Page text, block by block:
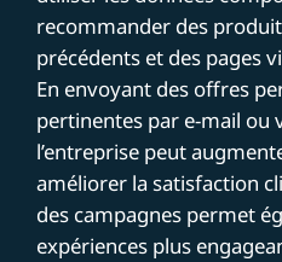
recommander des
précédents et des pages
En envoyant des offres
pertinentes par e-mail ou
l’entreprise peut
améliorer la satisfaction
des campagnes permet
expériences plus